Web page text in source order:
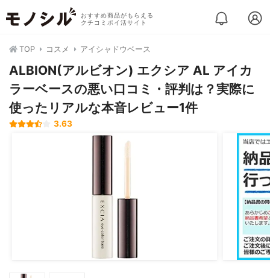
おすすめ商品がもらえる
クチコミポイ活サイト
TOP コスメ アイシャドウベース
ALBION(アルビオン) エクシア AL アイカ
ラーベースの悪い口コミ・評判は？実際に
使ったリアルな本音レビュー1件
3.63